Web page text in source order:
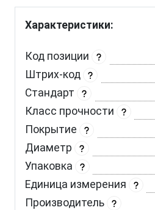
Характеристики:
Код позиции
Штрих-код
Стандарт
Класс прочности
Покрытие
Диаметр
Упаковка
Единица измерения
Производитель